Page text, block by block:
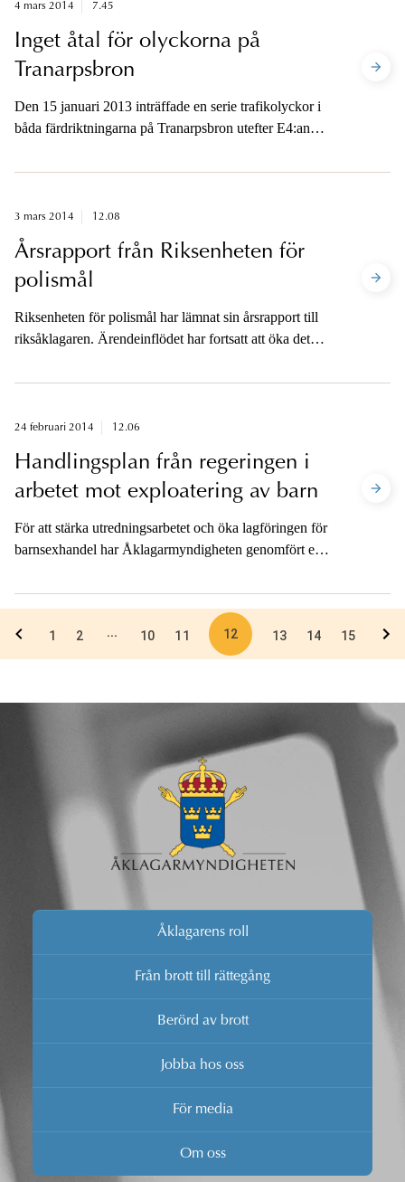
4 mars 2014 7.45
Inget åtal för olyckorna på
Tranarpsbron
Den 15 januari 2013 inträffade en serie trafikolyckor i
båda färdriktningarna på Tranarpsbron utefter E4:an
var inblandade i olyckorna där flera personer skadades
3 mars 2014 12.08
Årsrapport från Riksenheten för
polismål
Riksenheten för polismål har lämnat sin årsrapport till
riksåklagaren. Ärendeinflödet har fortsatt att öka det
något. Handläggningstiderna har minskat och
24 februari 2014 12.06
Handlingsplan från regeringen i
arbetet mot exploatering av barn
För att stärka utredningsarbetet och öka lagföringen för
barnsexhandel har Åklagarmyndigheten genomfört ett
sexuella övergrepp mot barn.
1 2 ... 10 11 12 13 14 15
Åklagarens roll
Från brott till rättegång
Berörd av brott
Jobba hos oss
För media
Om oss